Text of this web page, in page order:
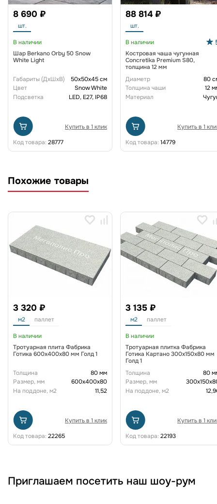
8 690 ₽
шт.
В наличии
Шар Berkano Orby 50 Snow
White Light
Габариты (ДxШxВ)
50x50x45 см
Цвет
Snow White
Подсветка
LED, E27, IP68
Купить в 1 клик
Код товара: 28777
88 814 ₽
шт.
В наличии
Костровая чаша чугунная
Concretika Premium S80,
толщина 12 мм
Диаметр
80
Толщина чаши
12
Материал
Купить в 1
Код товара: 14779
Похожие товары
3 320 ₽
м2 паллет
В наличии
Тротуарная плита Фабрика
Готика 600х400х80 мм Голд 1
Толщина
80 мм
Размер, мм
600х400х80
На поддоне, м2
11,52
Купить в 1 клик
Код товара: 22265
3 135 ₽
м2 паллет
В наличии
Тротуарная плитка Фабрика
Готика Картано 300х150х80 мм
Голд 1
Толщина
80
Размер, мм
На поддоне, м2
Купить в 1
Код товара: 22193
Приглашаем посетить наш шоу-рум